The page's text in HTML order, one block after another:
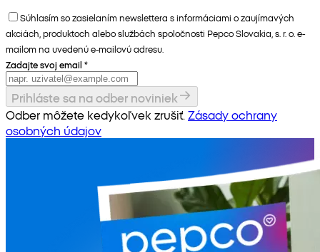
Súhlasím so zasielaním newslettera s informáciami o zaujímavých
akciách, produktoch alebo službách spoločnosti Pepco Slovakia, s. r. o. e-
mailom na uvedenú e-mailovú adresu.
Zadajte svoj email *
Prihláste sa na odber noviniek
Odber môžete kedykoľvek zrušiť. Zásady ochrany
osobných údajov